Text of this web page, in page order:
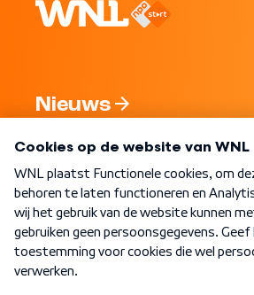
Nieuws
Nieuwsbrief
Word Lid